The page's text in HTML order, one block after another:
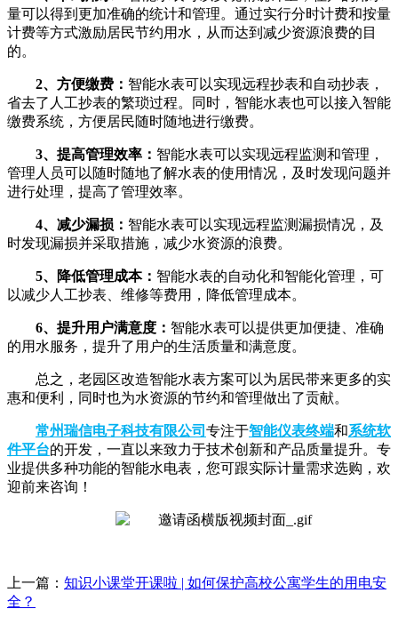
量可以得到更加准确的统计和管理。通过实行分时计费和按量
计费等方式激励居民节约用水，从而达到减少资源浪费的目
的。
2、方便缴费： 智能水表可以实现远程抄表和自动抄表，
省去了人工抄表的繁琐过程。同时，智能水表也可以接入智能
缴费系统，方便居民随时随地进行缴费。
3、提高管理效率： 智能水表可以实现远程监测和管理，
管理人员可以随时随地了解水表的使用情况，及时发现问题并
进行处理，提高了管理效率。
4、减少漏损： 智能水表可以实现远程监测漏损情况，及
时发现漏损并采取措施，减少水资源的浪费。
5、降低管理成本： 智能水表的自动化和智能化管理，可
以减少人工抄表、维修等费用，降低管理成本。
6、提升用户满意度： 智能水表可以提供更加便捷、准确
的用水服务，提升了用户的生活质量和满意度。
总之，老园区改造智能水表方案可以为居民带来更多的实
惠和便利，同时也为水资源的节约和管理做出了贡献。
常州瑞信电子科技有限公司 专注于智能仪表终端和系统软
件平台的开发，一直以来致力于技术创新和产品质量提升。专
业提供多种功能的智能水电表，您可跟实际计量需求选购，欢
迎前来咨询！
上一篇： 知识小课堂开课啦 | 如何保护高校公寓学生的用电安
全？